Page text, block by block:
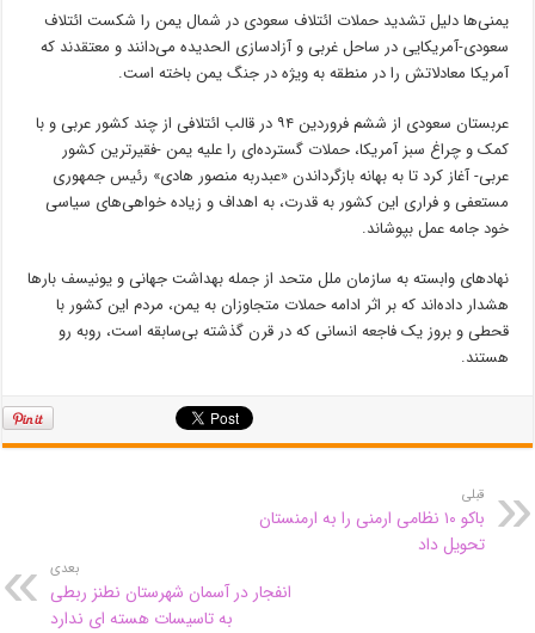
یمنی‌ها دلیل تشدید حملات ائتلاف سعودی در شمال یمن را شکست ائتلاف
سعودی-آمریکایی در ساحل غربی و آزادسازی الحدیده می‌دانند و معتقدند که
آمریکا معادلاتش را در منطقه به ویژه در جنگ یمن باخته است.
عربستان سعودی از ششم فروردین ۹۴ در قالب ائتلافی از چند کشور عربی و با
کمک و چراغ سبز آمریکا، حملات گسترده‌ای را علیه یمن -فقیرترین کشور
عربی- آغاز کرد تا به بهانه بازگرداندن «عبدربه منصور هادی» رئیس جمهوری
مستعفی و فراری این کشور به قدرت، به اهداف و زیاده خواهی‌های سیاسی
خود جامه عمل بپوشاند.
نهادهای وابسته به سازمان ملل متحد از جمله بهداشت جهانی و یونیسف بارها
هشدار داده‌اند که بر اثر ادامه حملات متجاوزان به یمن، مردم این کشور با
قحطی و بروز یک فاجعه انسانی که در قرن گذشته بی‌سابقه است، روبه رو
هستند.
قبلی
باکو ۱۰ نظامی ارمنی را به ارمنستان
تحویل داد
بعدی
انفجار در آسمان شهرستان نطنز ربطی
به تاسیسات هسته ای ندارد